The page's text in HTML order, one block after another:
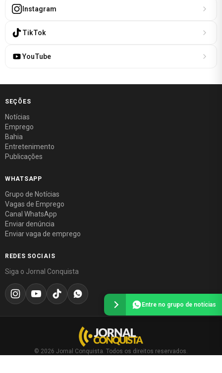
Instagram
TikTok
YouTube
SEÇÕES
Notícias
Emprego
Bahia
Entretenimento
Publicações
WHATSAPP
Grupo de Notícias
Vagas de Emprego
Canal WhatsApp
Enviar denúncia
Enviar vaga de emprego
REDES SOCIAIS
Siga o Jornal Conquista
© 2026 Jornal Conquista. Todos os direitos reservados.
Entre no grupo de notícias